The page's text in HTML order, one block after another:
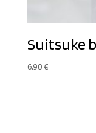
Suitsuke
6,90€